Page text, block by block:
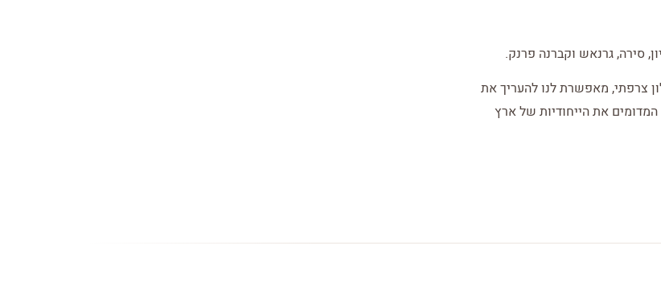
סירה, גרנאש וקברנה פרנק.
חודשים בחביות עץ אלון צרפתי, מאפשרת לנו להעריך את
את הייחודיות של ארץ